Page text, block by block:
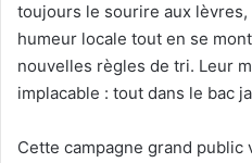
toujours le sourire aux
humeur locale tout en se
nouvelles règles de tri. Leur
implacable : tout dans le bac
Cette campagne grand